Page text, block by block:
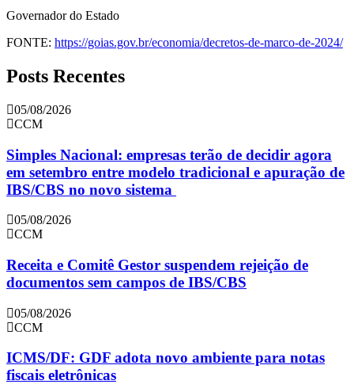
Governador do Estado
FONTE: https://goias.gov.br/economia/decretos-de-marco-de-2024/
Posts Recentes
05/08/2026
CCM
Simples Nacional: empresas terão de decidir agora
em setembro entre modelo tradicional e apuração de
IBS/CBS no novo sistema
05/08/2026
CCM
Receita e Comitê Gestor suspendem rejeição de
documentos sem campos de IBS/CBS
05/08/2026
CCM
ICMS/DF: GDF adota novo ambiente para notas
fiscais eletrônicas